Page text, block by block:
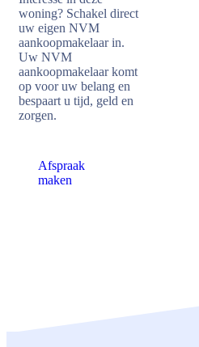
woning? Schakel direct
uw eigen NVM
aankoopmakelaar in.
Uw NVM
aankoopmakelaar komt
op voor uw belang en
bespaart u tijd, geld en
zorgen.
Afspraak
maken